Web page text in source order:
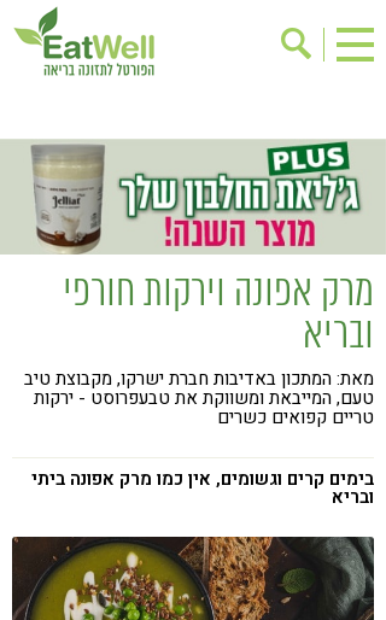
בישול בריא
אינדקס עסקים
ריפוי ומניעת מחלות
בריאות האישה
תוספי תזונה
מתכוני בריאות
אירועים
שינוי תזונתי
גישות בתזונה
ניקוי רעלים
מזונות על
הפרעות קשב & ריכוז
אכילה רגשית
קורונה
טבעונות
מרק אפונה וירקות חורפי
ובריא
מאת: המתכון באדיבות חברת ישרקו, מקבוצת טיב
טעם, המייבאת ומשווקת את טבעפרוסט - ירקות
טריים קפואים כשרים
בימים קרים וגשומים, אין כמו מרק אפונה ביתי
ובריא